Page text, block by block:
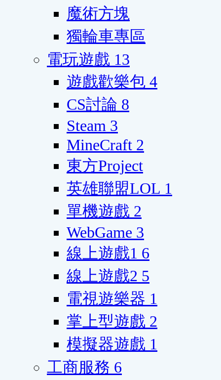
魔術方塊
獨輪車專區
電玩遊戲 13
遊戲歡樂包 4
CS討論 8
Steam 3
MineCraft 2
東方Project
英雄聯盟LOL 1
單機遊戲 2
WebGame 3
線上遊戲1 6
線上遊戲2 5
電視遊樂器 1
掌上型遊戲 2
模擬器遊戲 1
工商服務 6